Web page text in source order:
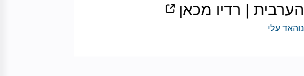
הערבית | רדיו מכאן
נוהאד עלי